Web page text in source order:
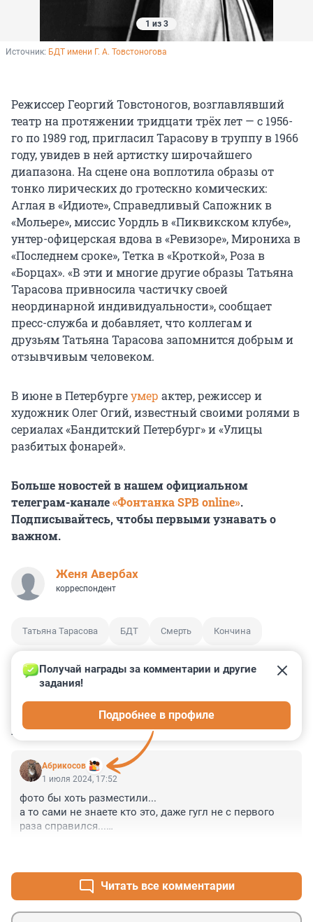
1 из 3
Источник: БДТ имени Г. А. Товстоногова
Режиссер Георгий Товстоногов, возглавлявший
театр на протяжении тридцати трёх лет — с 1956-
го по 1989 год, пригласил Тарасову в труппу в 1966
году, увидев в ней артистку широчайшего
диапазона. На сцене она воплотила образы от
тонко лирических до гротескно комических:
Аглая в «Идиоте», Справедливый Сапожник в
«Мольере», миссис Уордль в «Пиквикском клубе»,
унтер-офицерская вдова в «Ревизоре», Мирониха в
«Последнем сроке», Тетка в «Кроткой», Роза в
«Борцах». «В эти и многие другие образы Татьяна
Тарасова привносила частичку своей
неординарной индивидуальности», сообщает
пресс-служба и добавляет, что коллегам и
друзьям Татьяна Тарасова запомнится добрым и
отзывчивым человеком.
В июне в Петербургеумер актер, режиссер и
художник Олег Огий, известный своими ролями в
сериалах «Бандитский Петербург» и «Улицы
разбитых фонарей».
Больше новостей в нашем официальном
телеграм-канале«Фонтанка SPB online».
Подписывайтесь, чтобы первыми узнавать о
важном.
Женя Авербах
корреспондент
Татьяна Тарасова БДТ Смерть Кончина
КОММЕНТАРИИ 1
Абрикосов
Получай награды за комментарии и другие
задания!
Подробнее в профиле
1 июля 2024, 17:52
фото бы хоть разместили...
а то сами не знаете кто это, даже гугл не с первого
раза справился...
Читать все комментарии